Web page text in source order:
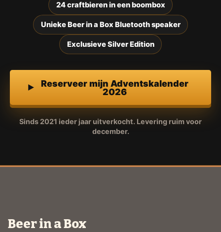
24 craftbieren in een boombox
Unieke Beer in a Box Bluetooth speaker
Exclusieve Silver Edition
Reserveer mijn Adventskalender
2026
Sinds 2021 ieder jaar uitverkocht. Levering ruim voor
december.
Beer in a Box